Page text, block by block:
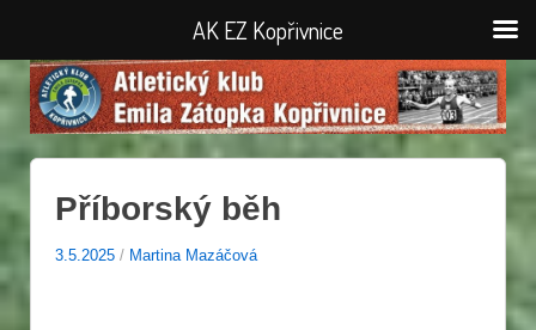
Příborský běh
3.5.2025 / Martina Mazáčová
AK EZ Kopřivnice